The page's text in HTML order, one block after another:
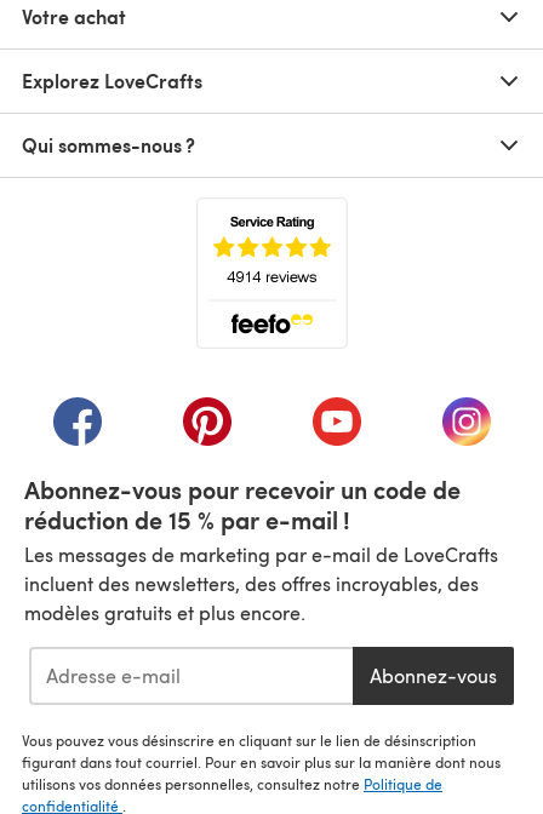
Votre achat
Explorez LoveCrafts
Qui sommes-nous ?
(s'ouvre dans un nouvel onglet)
(s'ouvre dans un nouvel onglet)
(s'ouvre dans un(s'ouvre
Abonnez-vous pour recevoir un code de
réduction de 15 % par e-mail !
Les messages de marketing par e-mail de LoveCrafts
incluent des newsletters, des offres incroyables, des
modèles gratuits et plus encore.
Abonnez-vous
Vous pouvez vous désinscrire en cliquant sur le lien de désinscription
figurant dans tout courriel. Pour en savoir plus sur la manière dont nous
utilisons vos données personnelles, consultez notre Politique de
confidentialité